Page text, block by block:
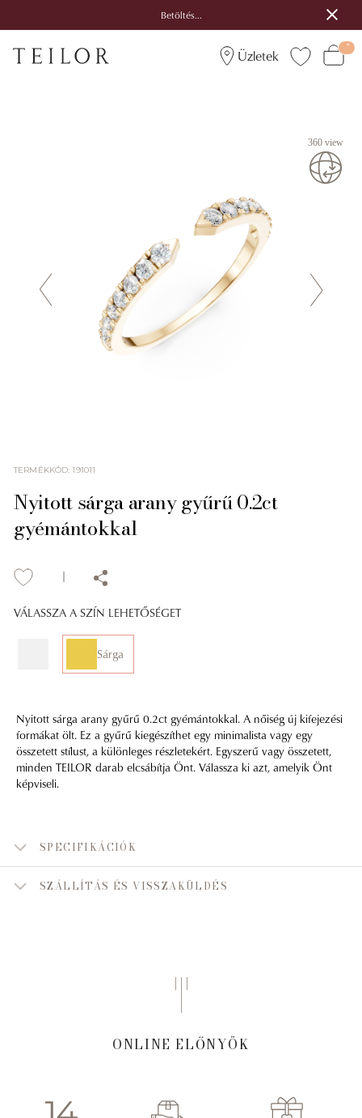
Betöltés...
Üzletek
360 view
TERMÉKKÓD:191011
Nyitott sárga arany gyűrű 0.2ct
gyémántokkal
VÁLASSZA A SZÍN LEHETŐSÉGET
Sárga
Nyitott sárga arany gyűrű 0.2ct gyémántokkal. A nőiség új kifejezési
formákat ölt. Ez a gyűrű kiegészíthet egy minimalista vagy egy
összetett stílust, a különleges részletekért. Egyszerű vagy összetett,
minden TEILOR darab elcsábítja Önt. Válassza ki azt, amelyik Önt
képviseli.
SPECIFIKÁCIÓK
SZÁLLÍTÁS ÉS VISSZAKÜLDÉS
ONLINE ELŐNYÖK